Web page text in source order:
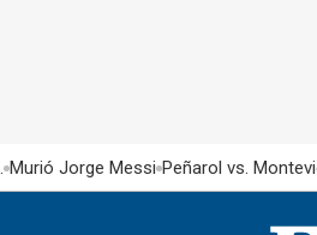
Murió Jorge Messi Peñarol vs.